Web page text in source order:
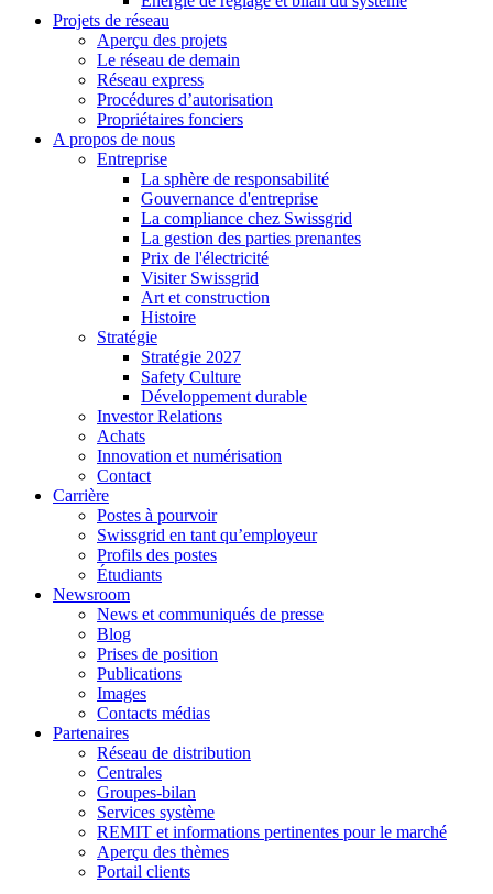
Projets de réseau
Aperçu des projets
Le réseau de demain
Réseau express
Procédures d’autorisation
Propriétaires fonciers
A propos de nous
Entreprise
La sphère de responsabilité
Gouvernance d'entreprise
La compliance chez Swissgrid
La gestion des parties prenantes
Prix de l'électricité
Visiter Swissgrid
Art et construction
Histoire
Stratégie
Stratégie 2027
Safety Culture
Développement durable
Investor Relations
Achats
Innovation et numérisation
Contact
Carrière
Postes à pourvoir
Swissgrid en tant qu’employeur
Profils des postes
Étudiants
Newsroom
News et communiqués de presse
Blog
Prises de position
Publications
Images
Contacts médias
Partenaires
Réseau de distribution
Centrales
Groupes-bilan
Services système
REMIT et informations pertinentes pour le marché
Aperçu des thèmes
Portail clients